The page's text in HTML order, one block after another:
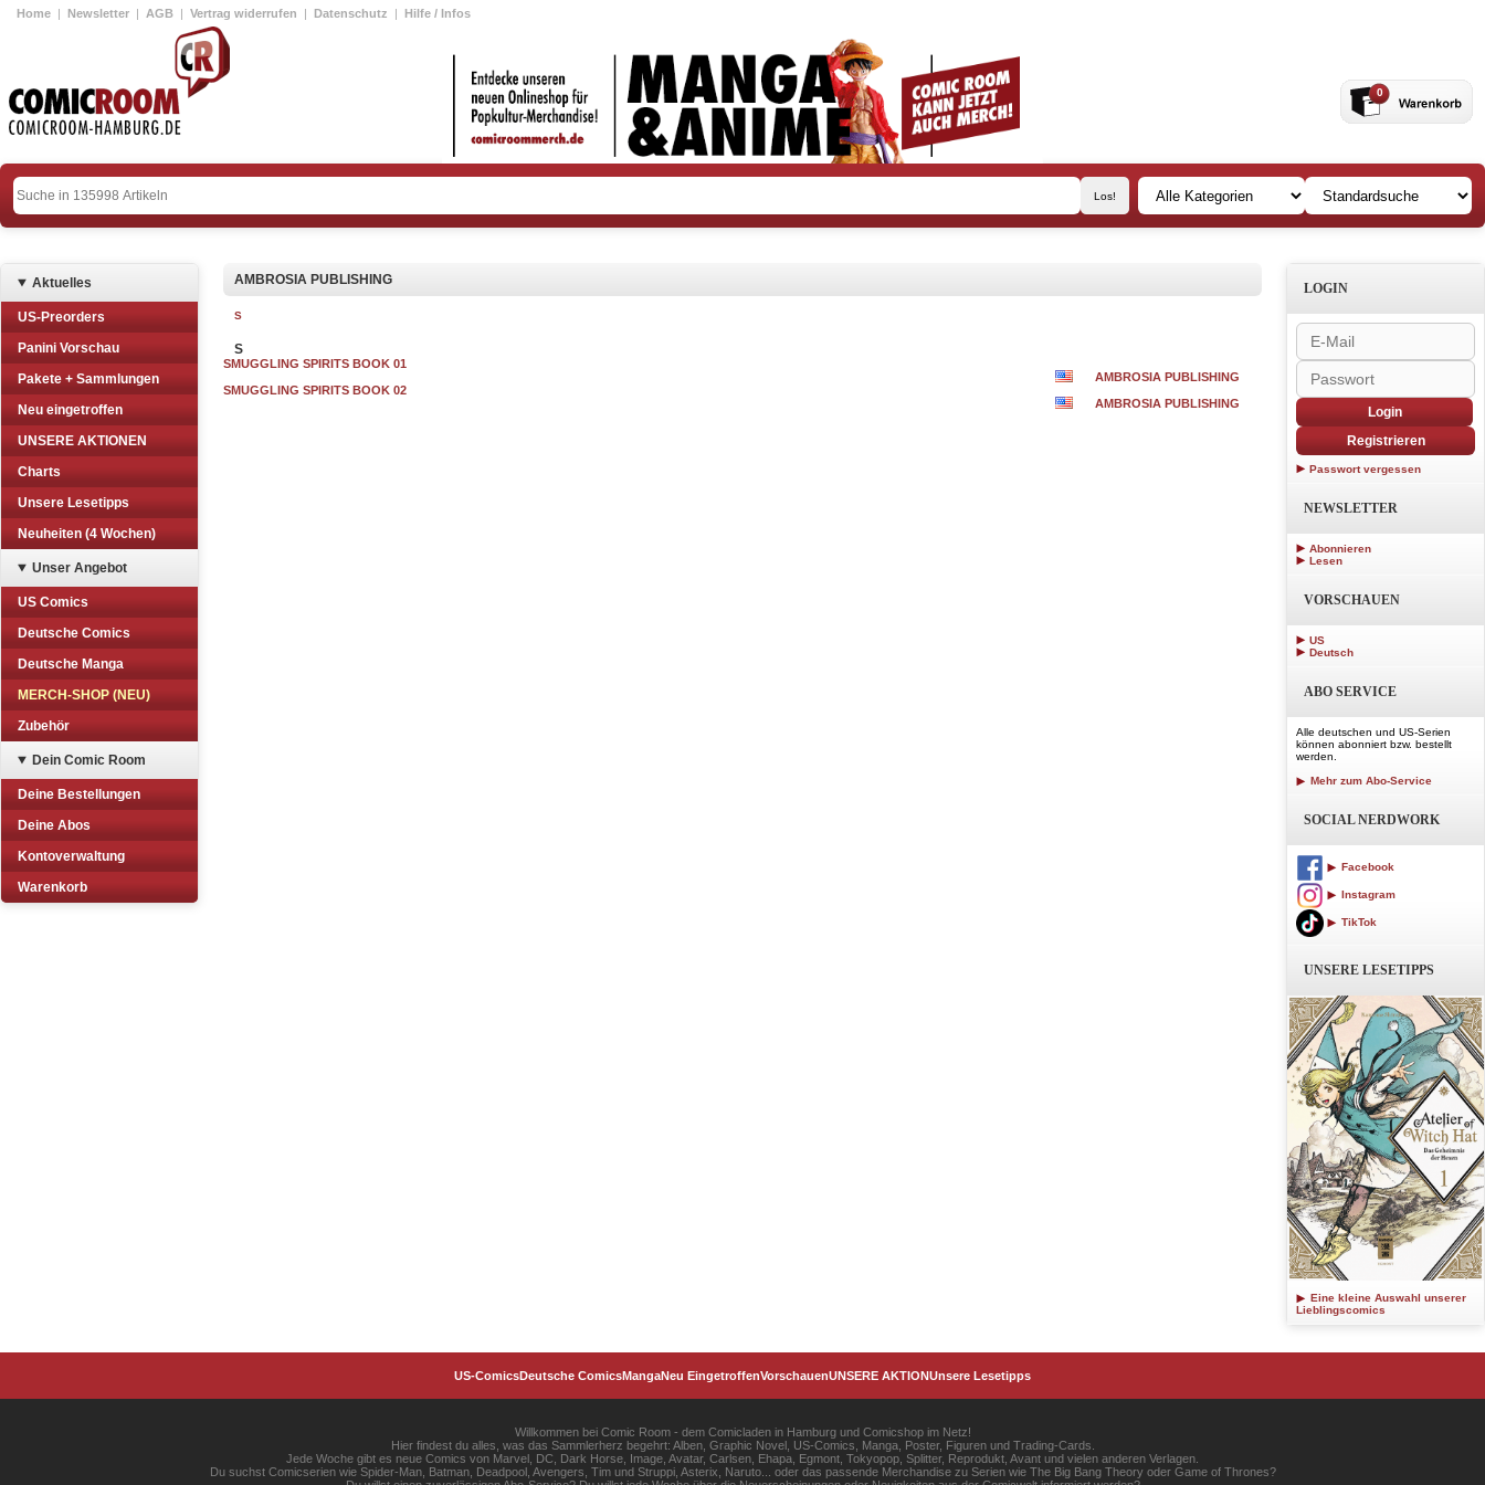
Home | Newsletter | AGB | Vertrag widerrufen | Datenschutz | Hilfe / Infos
0
Aktuelles
US-Preorders
Panini Vorschau
Pakete + Sammlungen
Neu eingetroffen
UNSERE AKTIONEN
Charts
Unsere Lesetipps
Neuheiten (4 Wochen)
Unser Angebot
US Comics
Deutsche Comics
Deutsche Manga
MERCH-SHOP (NEU)
Zubehör
Dein Comic Room
Deine Bestellungen
Deine Abos
Kontoverwaltung
Warenkorb
AMBROSIA PUBLISHING
S
S
SMUGGLING SPIRITS BOOK 01
AMBROSIA PUBLISHING
SMUGGLING SPIRITS BOOK 02
AMBROSIA PUBLISHING
LOGIN
Login
Registrieren
Passwort vergessen
NEWSLETTER
Abonnieren
Lesen
VORSCHAUEN
US
Deutsch
ABO SERVICE
Alle deutschen und US-Serien
können abonniert bzw. bestellt
werden.
Mehr zum Abo-Service
SOCIAL NERDWORK
Facebook
Instagram
TikTok
UNSERE LESETIPPS
Eine kleine Auswahl unserer
Lieblingscomics
US-ComicsDeutsche ComicsMangaNeu EingetroffenVorschauenUNSERE AKTIONUnsere Lesetipps
Willkommen bei Comic Room - dem Comicladen in Hamburg und Comicshop im Netz!
Hier findest du alles, was das Sammlerherz begehrt: Alben, Graphic Novel, US-Comics, Manga, Poster, Figuren und Trading-Cards.
Jede Woche gibt es neue Comics von Marvel, DC, Dark Horse, Image, Avatar, Carlsen, Ehapa, Egmont, Tokyopop, Splitter, Reprodukt, Avant und vielen anderen Verlagen.
Du suchst Comicserien wie Spider-Man, Batman, Deadpool, Avengers, Tim und Struppi, Asterix, Naruto... oder das passende Merchandise zu Serien wie The Big Bang Theory oder Game of Thrones?